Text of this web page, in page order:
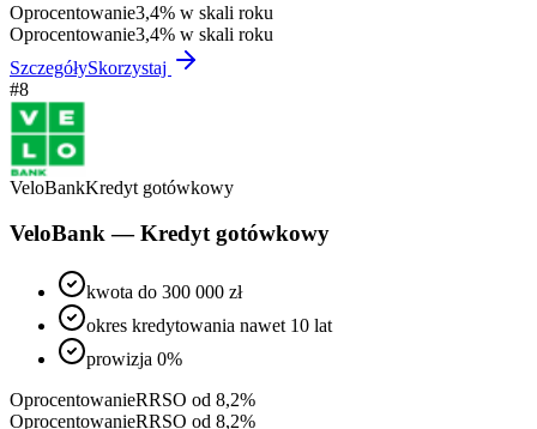
Oprocentowanie3,4% w skali roku
Oprocentowanie3,4% w skali roku
SzczegółySkorzystaj
#8
VeloBankKredyt gotówkowy
VeloBank — Kredyt gotówkowy
kwota do 300 000 zł
okres kredytowania nawet 10 lat
prowizja 0%
OprocentowanieRRSO od 8,2%
OprocentowanieRRSO od 8,2%